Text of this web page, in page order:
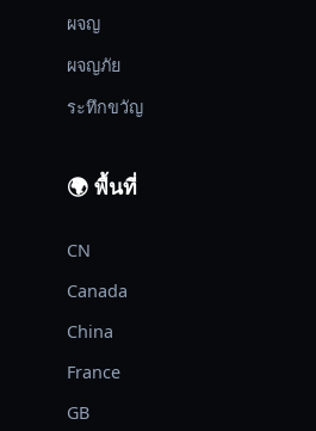
ผจญ
ผจญภัย
ระทึกขวัญ
🌍 พื้นที่
CN
Canada
China
France
GB